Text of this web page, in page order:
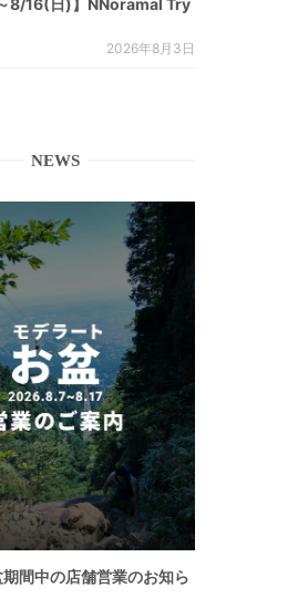
8/16(日)】NNoramal Try
2026年8月3日
NEWS
間中の店舗営業のお知ら